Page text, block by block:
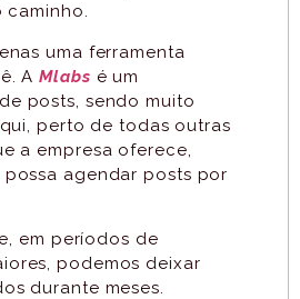
caminho.​
uma ferramenta
AMlabs é um
posts, sendo muito
perto de todas outras
a empresa oferece,
agendar posts por
em períodos de
podemos deixar
durante meses.